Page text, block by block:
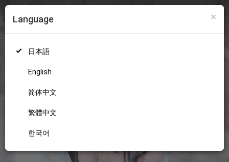
×
Language
日本語
English
简体中文
繁體中文
한국어
18+